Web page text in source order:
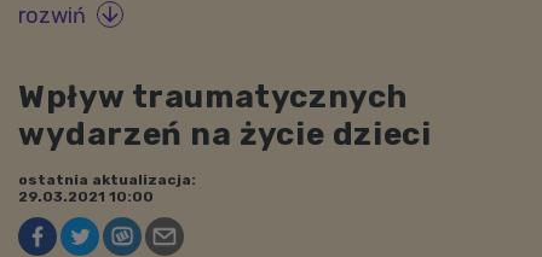
rozwiń 
Wpływ traumatycznych
wydarzeń na życie dzieci
ostatnia aktualizacja:
29.03.2021 10:00